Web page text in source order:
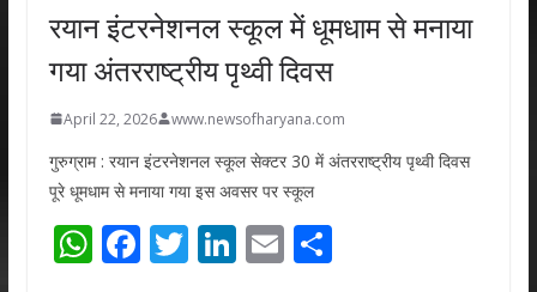
रयान इंटरनेशनल स्कूल में धूमधाम से मनाया
गया अंतरराष्ट्रीय पृथ्वी दिवस
April 22, 2026 www.newsofharyana.com
गुरुग्राम : रयान इंटरनेशनल स्कूल सेक्टर 30 में अंतरराष्ट्रीय पृथ्वी दिवस
पूरे धूमधाम से मनाया गया इस अवसर पर स्कूल
W F T Li E S